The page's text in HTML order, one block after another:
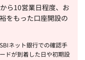
ら10営業日程度、お
をもった口座開設の
ネット銀行での確認手
ドが到着した日や初期設